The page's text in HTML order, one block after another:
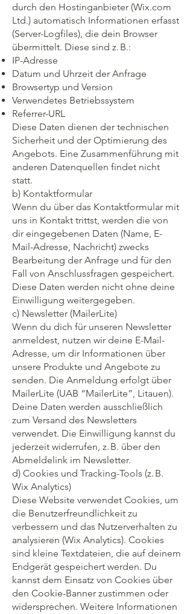
durch den Hostinganbieter (Wix.com
Ltd.) automatisch Informationen erfasst
(Server-Logfiles), die dein Browser
übermittelt. Diese sind z. B.:
IP-Adresse
Datum und Uhrzeit der Anfrage
Browsertyp und Version
Verwendetes Betriebssystem
Referrer-URL
Diese Daten dienen der technischen
Sicherheit und der Optimierung des
Angebots. Eine Zusammenführung mit
anderen Datenquellen findet nicht
statt.
b) Kontaktformular
Wenn du über das Kontaktformular mit
uns in Kontakt trittst, werden die von
dir eingegebenen Daten (Name, E-
Mail-Adresse, Nachricht) zwecks
Bearbeitung der Anfrage und für den
Fall von Anschlussfragen gespeichert.
Diese Daten werden nicht ohne deine
Einwilligung weitergegeben.
c) Newsletter (MailerLite)
Wenn du dich für unseren Newsletter
anmeldest, nutzen wir deine E-Mail-
Adresse, um dir Informationen über
unsere Produkte und Angebote zu
senden. Die Anmeldung erfolgt über
MailerLite (UAB “MailerLite”, Litauen).
Deine Daten werden ausschließlich
zum Versand des Newsletters
verwendet. Die Einwilligung kannst du
jederzeit widerrufen, z. B. über den
Abmeldelink im Newsletter.
d) Cookies und Tracking-Tools (z. B.
Wix Analytics)
Diese Website verwendet Cookies, um
die Benutzerfreundlichkeit zu
verbessern und das Nutzerverhalten zu
analysieren (Wix Analytics). Cookies
sind kleine Textdateien, die auf deinem
Endgerät gespeichert werden. Du
kannst dem Einsatz von Cookies über
den Cookie-Banner zustimmen oder
widersprechen. Weitere Informationen